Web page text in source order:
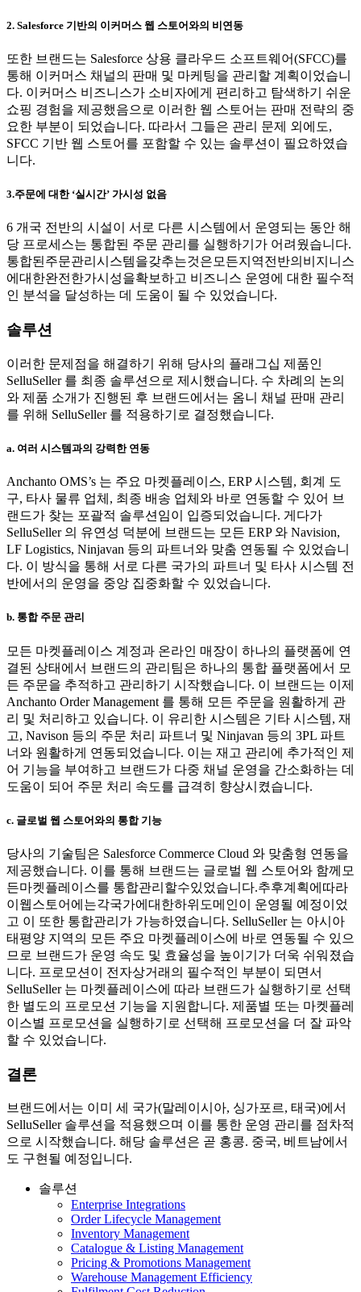
2. Salesforce 기반의 이커머스 웹 스토어와의 비연동
또한 브랜드는 Salesforce 상용 클라우드 소프트웨어(SFCC)를
통해 이커머스 채널의 판매 및 마케팅을 관리할 계획이었습니
다. 이커머스 비즈니스가 소비자에게 편리하고 탐색하기 쉬운
쇼핑 경험을 제공했음으로 이러한 웹 스토어는 판매 전략의 중
요한 부분이 되었습니다. 따라서 그들은 관리 문제 외에도,
SFCC 기반 웹 스토어를 포함할 수 있는 솔루션이 필요하였습
니다.
3.주문에 대한 ‘실시간’ 가시성 없음
6 개국 전반의 시설이 서로 다른 시스템에서 운영되는 동안 해
당 프로세스는 통합된 주문 관리를 실행하기가 어려웠습니다.
통합된주문관리시스템을갖추는것은모든지역전반의비지니스
에대한완전한가시성을확보하고 비즈니스 운영에 대한 필수적
인 분석을 달성하는 데 도움이 될 수 있었습니다.
솔루션
이러한 문제점을 해결하기 위해 당사의 플래그십 제품인
SelluSeller 를 최종 솔루션으로 제시했습니다. 수 차례의 논의
와 제품 소개가 진행된 후 브랜드에서는 옴니 채널 판매 관리
를 위해 SelluSeller 를 적용하기로 결정했습니다.
a. 여러 시스템과의 강력한 연동
Anchanto OMS’s 는 주요 마켓플레이스, ERP 시스템, 회계 도
구, 타사 물류 업체, 최종 배송 업체와 바로 연동할 수 있어 브
랜드가 찾는 포괄적 솔루션임이 입증되었습니다. 게다가
SelluSeller 의 유연성 덕분에 브랜드는 모든 ERP 와 Navision,
LF Logistics, Ninjavan 등의 파트너와 맞춤 연동될 수 있었습니
다. 이 방식을 통해 서로 다른 국가의 파트너 및 타사 시스템 전
반에서의 운영을 중앙 집중화할 수 있었습니다.
b. 통합 주문 관리
모든 마켓플레이스 계정과 온라인 매장이 하나의 플랫폼에 연
결된 상태에서 브랜드의 관리팀은 하나의 통합 플랫폼에서 모
든 주문을 추적하고 관리하기 시작했습니다. 이 브랜드는 이제
Anchanto Order Management 를 통해 모든 주문을 원활하게 관
리 및 처리하고 있습니다. 이 유리한 시스템은 기타 시스템, 재
고, Navison 등의 주문 처리 파트너 및 Ninjavan 등의 3PL 파트
너와 원활하게 연동되었습니다. 이는 재고 관리에 추가적인 제
어 기능을 부여하고 브랜드가 다중 채널 운영을 간소화하는 데
도움이 되어 주문 처리 속도를 급격히 향상시켰습니다.
c. 글로벌 웹 스토어와의 통합 기능
당사의 기술팀은 Salesforce Commerce Cloud 와 맞춤형 연동을
제공했습니다. 이를 통해 브랜드는 글로벌 웹 스토어와 함께모
든마켓플레이스를 통합관리할수있었습니다.추후계획에따라
이웹스토어에는각국가에대한하위도메인이 운영될 예정이었
고 이 또한 통합관리가 가능하였습니다. SelluSeller 는 아시아
태평양 지역의 모든 주요 마켓플레이스에 바로 연동될 수 있으
므로 브랜드가 운영 속도 및 효율성을 높이기가 더욱 쉬워졌습
니다. 프로모션이 전자상거래의 필수적인 부분이 되면서
SelluSeller 는 마켓플레이스에 따라 브랜드가 실행하기로 선택
한 별도의 프로모션 기능을 지원합니다. 제품별 또는 마켓플레
이스별 프로모션을 실행하기로 선택해 프로모션을 더 잘 파악
할 수 있었습니다.
결론
브랜드에서는 이미 세 국가(말레이시아, 싱가포르, 태국)에서
SelluSeller 솔루션을 적용했으며 이를 통한 운영 관리를 점차적
으로 시작했습니다. 해당 솔루션은 곧 홍콩. 중국, 베트남에서
도 구현될 예정입니다.
솔루션
Enterprise Integrations
Order Lifecycle Management
Inventory Management
Catalogue & Listing Management
Pricing & Promotions Management
Warehouse Management Efficiency